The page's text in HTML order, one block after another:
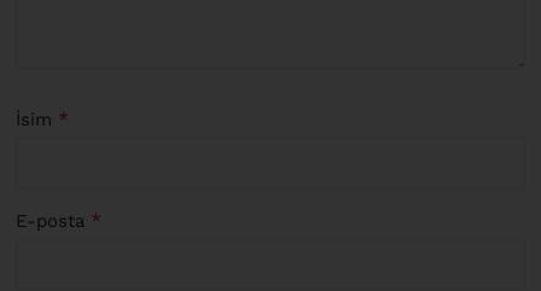
İsim *
E-posta *